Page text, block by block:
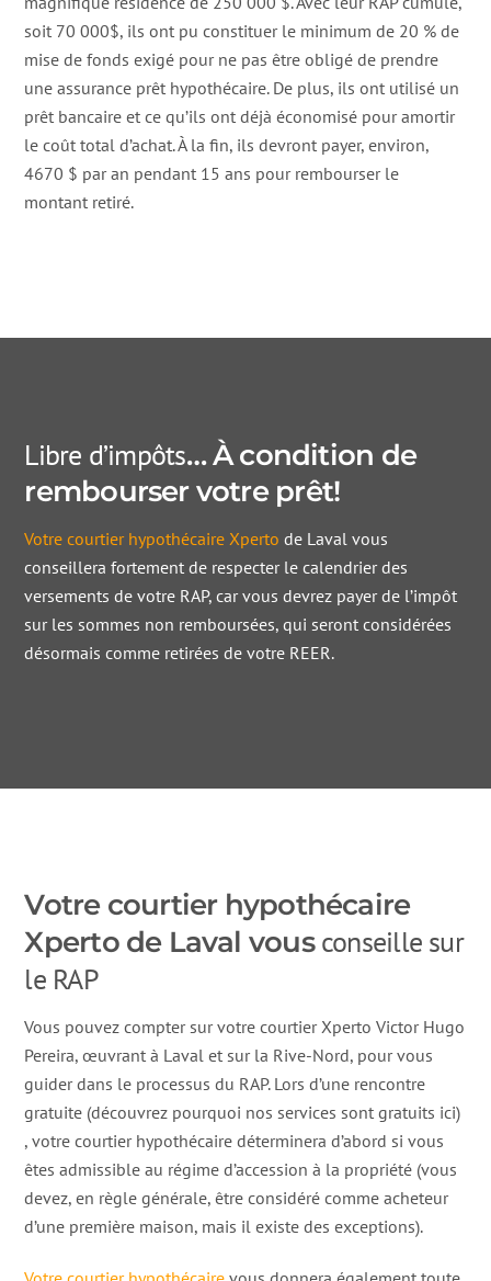
soit 70 000$, ils ont pu constituer le minimum de 20 % de
mise de fonds exigé pour ne pas être obligé de prendre
une assurance prêt hypothécaire. De plus, ils ont utilisé un
prêt bancaire et ce qu’ils ont déjà économisé pour amortir
le coût total d’achat. À la fin, ils devront payer, environ,
4670 $ par an pendant 15 ans pour rembourser le
montant retiré.
Libre d’impôts… À condition de
rembourser votre prêt!
Votre courtier hypothécaire Xperto de Laval vous
conseillera fortement de respecter le calendrier des
versements de votre RAP, car vous devrez payer de l’impôt
sur les sommes non remboursées, qui seront considérées
désormais comme retirées de votre REER.
Votre courtier hypothécaire
Xperto de Laval vousconseille sur
le RAP
Vous pouvez compter sur votre courtier Xperto Victor Hugo
Pereira, œuvrant à Laval et sur la Rive-Nord, pour vous
guider dans le processus du RAP. Lors d’une rencontre
gratuite (découvrez pourquoi nos services sont gratuits ici)
, votre courtier hypothécaire déterminera d’abord si vous
êtes admissible au régime d’accession à la propriété (vous
devez, en règle générale, être considéré comme acheteur
d’une première maison, mais il existe des exceptions).